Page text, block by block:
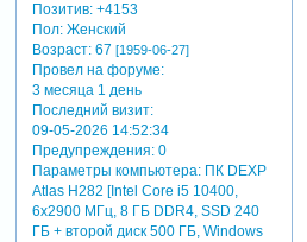
Позитив: +4153
Пол:Женский
Возраст:67 [1959-06-27]
Провел на форуме:
3 месяца 1 день
Последний визит:
09-05-2026 14:52:34
Предупреждения:0
Параметры компьютера:ПК DEXP
Atlas H282 [Intel Core i5 10400,
6x2900 МГц, 8 ГБ DDR4, SSD 240
ГБ + второй диск 500 ГБ, Windows